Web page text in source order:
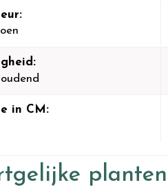
in CM:
planten